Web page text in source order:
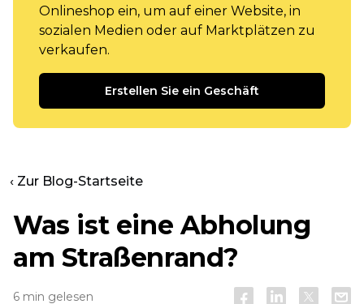
Onlineshop ein, um auf einer Website, in
sozialen Medien oder auf Marktplätzen zu
verkaufen.
Erstellen Sie ein Geschäft
‹ Zur Blog-Startseite
Was ist eine Abholung
am Straßenrand?
6 min gelesen